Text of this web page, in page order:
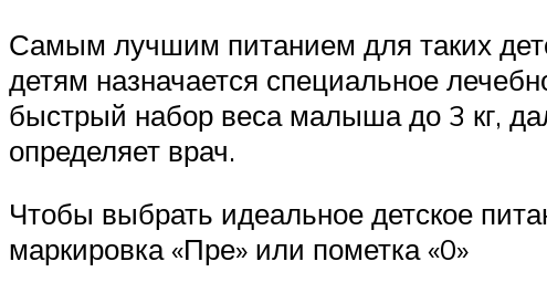
Самым лучшим питанием для таких
детям назначается специальное
быстрый набор веса малыша до 3 кг,
определяет врач.
Чтобы выбрать идеальное детское
маркировка «Пре» или пометка «0»